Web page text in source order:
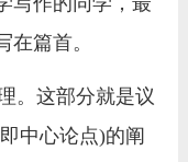
篇首。
。这部分就是议
中心论点)的阐